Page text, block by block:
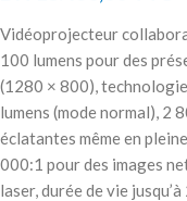
Vidéoprojecteur
100 lumens pour des
(1280 × 800),
lumens (mode normal), 2
éclatantes même en
000:1 pour des images
laser, durée de vie